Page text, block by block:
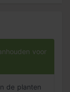
voor
de planten